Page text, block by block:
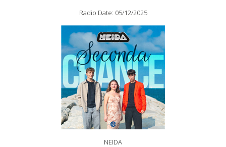
Radio Date: 05/12/2025
NEIDA